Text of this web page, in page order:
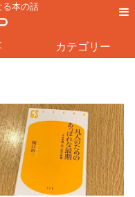
る本の話
カテゴリー